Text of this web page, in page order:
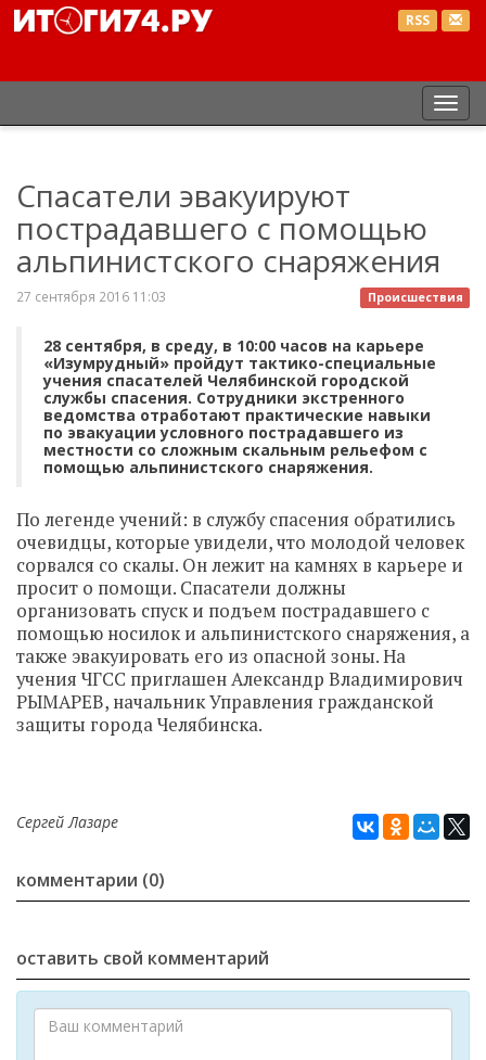
RSS
Спасатели эвакуируют
пострадавшего с помощью
альпинистского снаряжения
Происшествия
27 сентября 2016 11:03
28 сентября, в среду, в 10:00 часов на карьере
«Изумрудный» пройдут тактико-специальные
учения спасателей Челябинской городской
службы спасения. Сотрудники экстренного
ведомства отработают практические навыки
по эвакуации условного пострадавшего из
местности со сложным скальным рельефом с
помощью альпинистского снаряжения.
По легенде учений: в службу спасения обратились
очевидцы, которые увидели, что молодой человек
сорвался со скалы. Он лежит на камнях в карьере и
просит о помощи. Спасатели должны
организовать спуск и подъем пострадавшего с
помощью носилок и альпинистского снаряжения, а
также эвакуировать его из опасной зоны.На
учения ЧГСС приглашен Александр Владимирович
РЫМАРЕВ, начальник Управления гражданской
защиты города Челябинска.
Сергей Лазаре
комментарии (0)
оставить свой комментарий